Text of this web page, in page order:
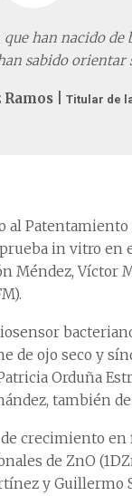
han nacido de
sabido orientar
| Titular de
al
in vitro en
Méndez, Víctor
de ojo seco y
Orduña
también de
crecimiento en
de ZnO
y Guillermo